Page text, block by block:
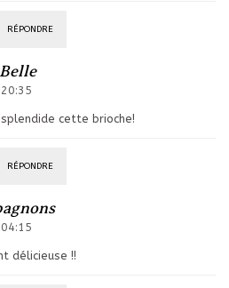
RÉPONDRE
cette brioche!
RÉPONDRE
délicieuse !!